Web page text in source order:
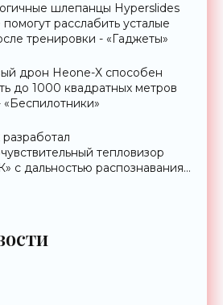
шлепанцы Hyperslides
помогут расслабить усталые
тренировки - «Гаджеты»
дрон Heone-X способен
до 1000 квадратных метров
«Беспилотники»
разработал
тепловизор
с дальностью распознавания